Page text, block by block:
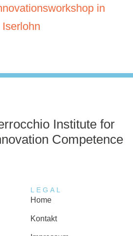
in
Iserlohn
Institute for
Competence
LEGAL
Home
Kontakt